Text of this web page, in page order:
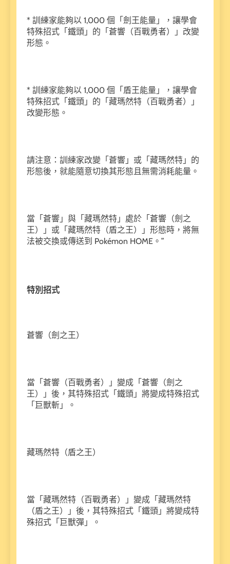
* 訓練家能夠以 1,000 個「劍王能量」，讓學會
特殊招式「鐵頭」的「蒼響（百戰勇者）」改變
形態。
* 訓練家能夠以 1,000 個「盾王能量」，讓學會
特殊招式「鐵頭」的「藏瑪然特（百戰勇者）」
改變形態。
請注意：訓練家改變「蒼響」或「藏瑪然特」的
形態後，就能隨意切換其形態且無需消耗能量。
當「蒼響」與「藏瑪然特」處於「蒼響（劍之
王）」或「藏瑪然特（盾之王）」形態時，將無
法被交換或傳送到 Pokémon HOME。”
特別招式
蒼響（劍之王）
當「蒼響（百戰勇者）」變成「蒼響（劍之
王）」後，其特殊招式「鐵頭」將變成特殊招式
「巨獸斬」。
藏瑪然特（盾之王）
當「藏瑪然特（百戰勇者）」變成「藏瑪然特
（盾之王）」後，其特殊招式「鐵頭」將變成特
殊招式「巨獸彈」。